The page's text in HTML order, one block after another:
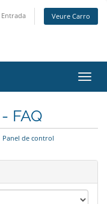
Entrada Veure Carro
la
FAQ
Panel de control